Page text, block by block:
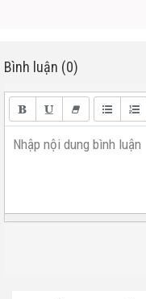
Bình luận (0)
Nhập nội dung bình luận